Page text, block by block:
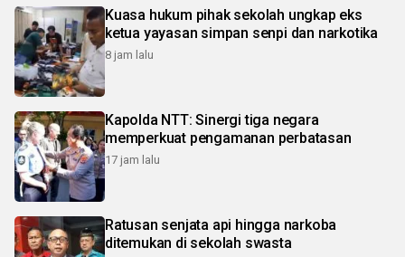
Kuasa hukum pihak sekolah ungkap eks
ketua yayasan simpan senpi dan narkotika
8 jam lalu
Kapolda NTT: Sinergi tiga negara
memperkuat pengamanan perbatasan
17 jam lalu
Ratusan senjata api hingga narkoba
ditemukan di sekolah swasta